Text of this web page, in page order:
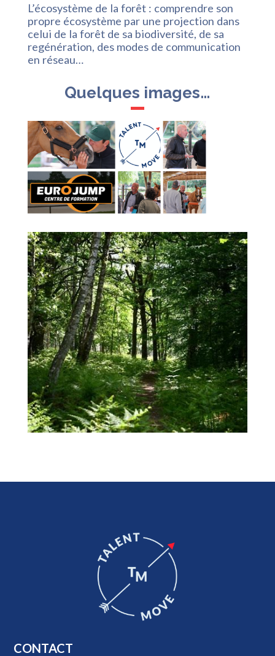
L’écosystème de la forêt : comprendre son
propre écosystème par une projection dans
celui de la forêt de sa biodiversité, de sa
regénération, des modes de communication
en réseau…
Quelques images…
CONTACT